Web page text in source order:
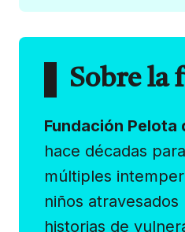
Sobre la
Fundación Pelota
hace décadas
múltiples
niños
historias de